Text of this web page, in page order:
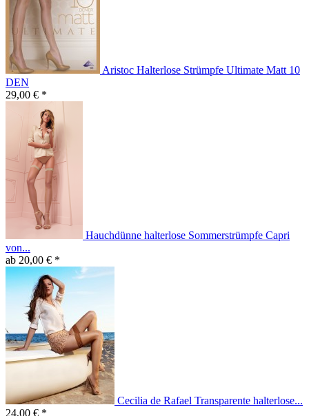
Aristoc Halterlose Strümpfe Ultimate Matt 10
DEN
29,00 € *
Hauchdünne halterlose Sommerstrümpfe Capri
von...
ab 20,00 € *
Cecilia de Rafael Transparente halterlose...
24,00 € *